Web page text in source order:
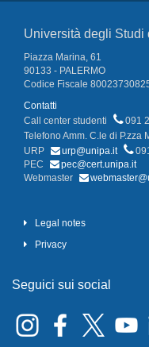
Università degli Studi
Piazza Marina, 61
90133 - PALERMO
Codice Fiscale
Contatti
Call center studenti
091
Telefono Amm. C.le di P.zza
URP
urp@unipa.it
PEC
pec@cert.unipa.it
Webmaster
Legal notes
Privacy
Seguici sui social